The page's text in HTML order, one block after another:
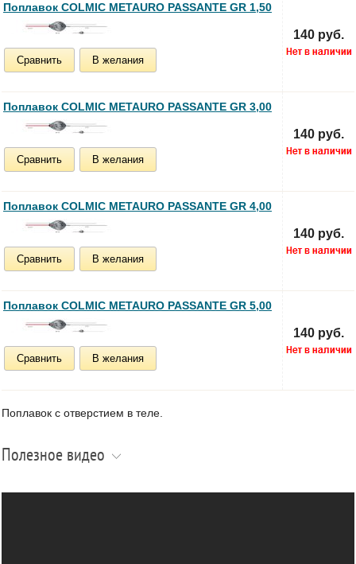
Поплавок COLMIC METAURO PASSANTE GR 1,50
Сравнить В желания
140 руб.
Поплавок COLMIC METAURO PASSANTE GR 3,00
Сравнить В желания
140 руб.
Поплавок COLMIC METAURO PASSANTE GR 4,00
Сравнить В желания
140 руб.
Поплавок COLMIC METAURO PASSANTE GR 5,00
Сравнить В желания
140 руб.
Поплавок с отверстием в теле.
Полезное видео